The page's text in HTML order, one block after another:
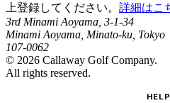
上登録してください。 詳細はこ
3rd Minami Aoyama, 3-1-34
Minami Aoyama, Minato-ku, Tokyo
107-0062
© 2026 Callaway Golf Company.
All rights reserved.
HELP